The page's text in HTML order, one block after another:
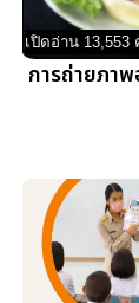
เปิดอ่าน 13,553
การถ่ายภา